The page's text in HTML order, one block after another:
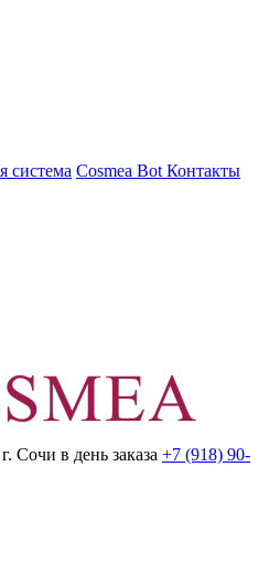
система Cosmea Bot Контакты
Сочи в день заказа +7 (918) 90-